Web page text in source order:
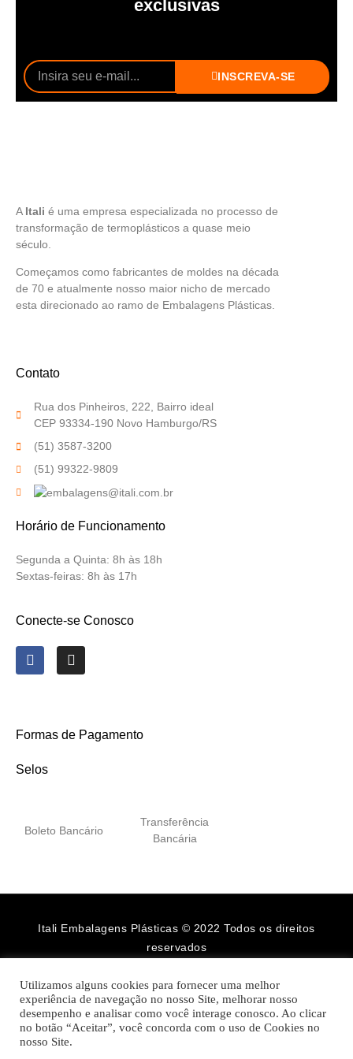
exclusivas
INSCREVA-SE
A Itali é uma empresa especializada no processo de
transformação de termoplásticos a quase meio
século.
Começamos como fabricantes de moldes na década
de 70 e atualmente nosso maior nicho de mercado
esta direcionado ao ramo de Embalagens Plásticas.
Contato
Rua dos Pinheiros, 222, Bairro ideal
CEP 93334-190 Novo Hamburgo/RS
(51) 3587-3200
(51) 99322-9809
Horário de Funcionamento
Segunda a Quinta: 8h às 18h
Sextas-feiras: 8h às 17h
Conecte-se Conosco
Formas de Pagamento
Selos
Boleto Bancário
Transferência
Bancária
Itali Embalagens Plásticas © 2022 Todos os direitos
reservados
Utilizamos alguns cookies para fornecer uma melhor
experiência de navegação no nosso Site, melhorar nosso
desempenho e analisar como você interage conosco. Ao clicar
no botão “Aceitar”, você concorda com o uso de Cookies no
nosso Site.